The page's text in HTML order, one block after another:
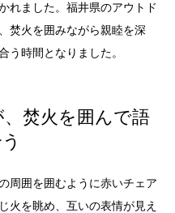
れました。福井県のアウトド
焚火を囲みながら親睦を深
う時間となりました。
焚火を囲んで語
周囲を囲むように赤いチェア
火を眺め、互いの表情が見え